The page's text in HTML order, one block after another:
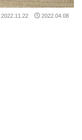
2022.11.22 2022.04.08